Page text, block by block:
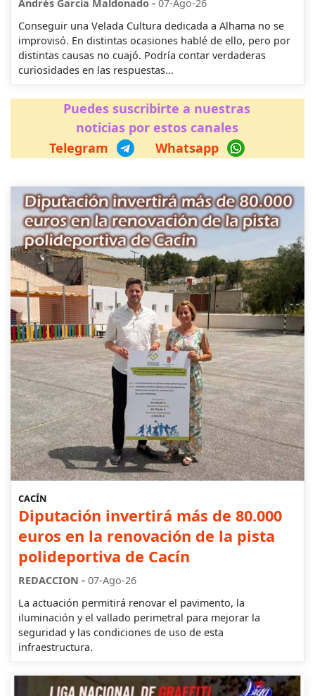
Andrés García Maldonado
07-Ago-26
Conseguir una Velada Cultura dedicada a Alhama no se
improvisó. En distintas ocasiones hablé de ello, pero por
distintas causas no cuajó. Podría contar verdaderas
curiosidades en las respuestas...
Puedes suscribirte a nuestras
noticias por estos canales
Telegram
Whatsapp
CACÍN
Diputación invertirá más de 80.000
euros en la renovación de la pista
polideportiva de Cacín
REDACCION - 07-Ago-26
La actuación permitirá renovar el pavimento, la
iluminación y el vallado perimetral para mejorar la
seguridad y las condiciones de uso de esta
infraestructura.